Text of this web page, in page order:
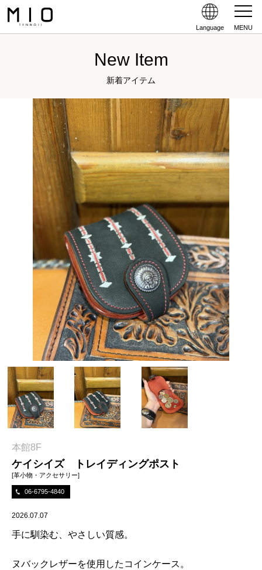
Language MENU
New Item
新着アイテム
本館8F
ケイシイズ トレイディングポスト
[革小物・アクセサリー]
06-6795-4840
2026.07.07
手に馴染む、やさしい質感。
ヌバックレザーを使用したコインケース。